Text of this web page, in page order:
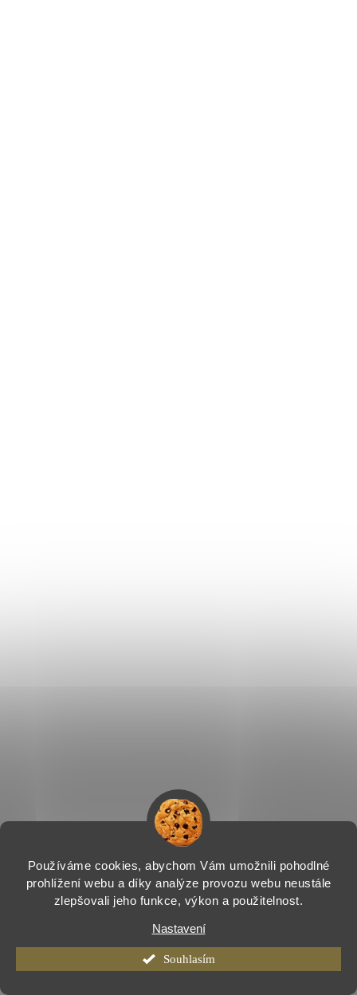
Používáme cookies, abychom Vám umožnili pohodlné
prohlížení webu a díky analýze provozu webu neustále
zlepšovali jeho funkce, výkon a použitelnost.
Nastavení
Souhlasím